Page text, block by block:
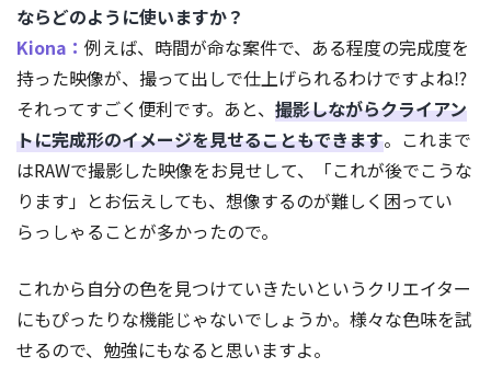
ならどのように使いますか？
Kiona： 例えば、時間が命な案件で、ある程度の完成度を
持った映像が、撮って出しで仕上げられるわけですよね⁉
それってすごく便利です。あと、 撮影しながらクライアン
トに完成形のイメージを見せることもできます。これまで
はRAWで撮影した映像をお見せして、「これが後でこうな
ります」とお伝えしても、想像するのが難しく困ってい
らっしゃることが多かったので。
これから自分の色を見つけていきたいというクリエイター
にもぴったりな機能じゃないでしょうか。様々な色味を試
せるので、勉強にもなると思いますよ。